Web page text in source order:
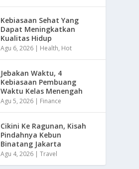
Kebiasaan Sehat Yang
Dapat Meningkatkan
Kualitas Hidup
Agu 6, 2026 | Health, Hot
Jebakan Waktu, 4
Kebiasaan Pembuang
Waktu Kelas Menengah
Agu 5, 2026 | Finance
Cikini Ke Ragunan, Kisah
Pindahnya Kebun
Binatang Jakarta
Agu 4, 2026 |Travel